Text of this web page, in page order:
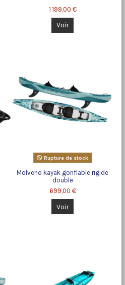
1 199,00 €
Voir
Rupture de stock
Molveno kayak gonflable rigide
double
699,00 €
Voir